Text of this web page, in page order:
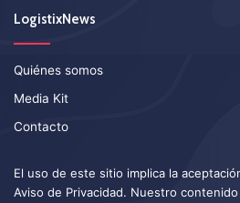
LogistixNews
Quiénes somos
Media Kit
Contacto
El uso de este sitio implica la
Aviso de Privacidad. Nuestro